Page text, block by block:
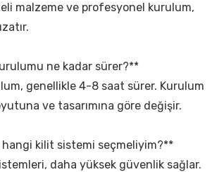
malzeme ve profesyonel kurulum,
ne kadar sürer?**
genellikle 4-8 saat sürer. Kurulum
ve tasarımına göre değişir.
hangi kilit sistemi seçmeliyim?**
daha yüksek güvenlik sağlar.